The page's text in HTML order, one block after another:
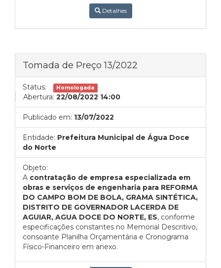
Detalhes
Tomada de Preço 13/2022
Status: Homologada
Abertura: 22/08/2022 14:00
Publicado em: 13/07/2022
Entidade: Prefeitura Municipal de Água Doce
do Norte
Objeto:
A contratação de empresa especializada em
obras e serviços de engenharia para REFORMA
DO CAMPO BOM DE BOLA, GRAMA SINTÉTICA,
DISTRITO DE GOVERNADOR LACERDA DE
AGUIAR, AGUA DOCE DO NORTE, ES, conforme
especificações constantes no Memorial Descritivo,
consoante Planilha Orçamentária e Cronograma
Físico-Financeiro em anexo.